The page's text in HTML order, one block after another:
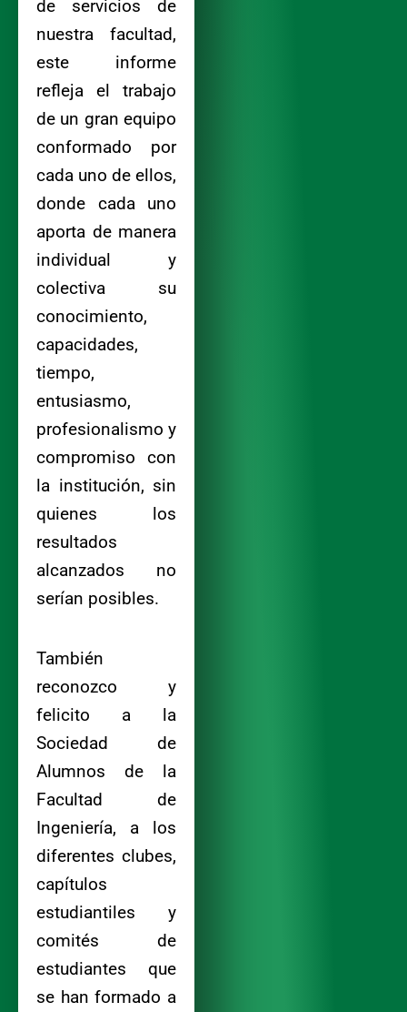
de servicios de
nuestra facultad,
este informe
refleja el trabajo
de un gran equipo
conformado por
cada uno de ellos,
donde cada uno
aporta de manera
individual y
colectiva su
conocimiento,
capacidades,
tiempo,
entusiasmo,
profesionalismo y
compromiso con
la institución, sin
quienes los
resultados
alcanzados no
serían posibles.
También
reconozco y
felicito a la
Sociedad de
Alumnos de la
Facultad de
Ingeniería, a los
diferentes clubes,
capítulos
estudiantiles y
comités de
estudiantes que
se han formado a